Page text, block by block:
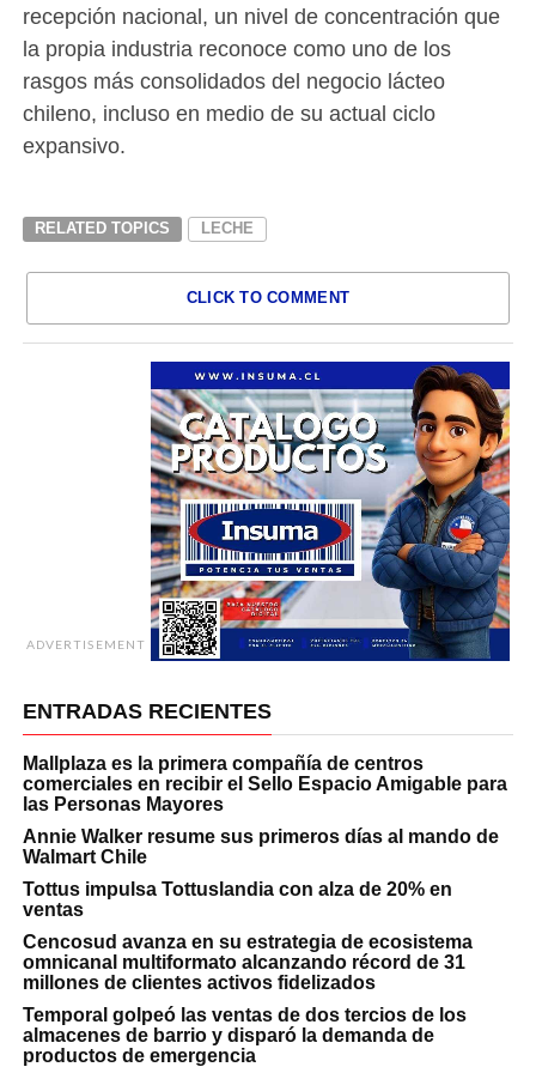
recepción nacional, un nivel de concentración que
la propia industria reconoce como uno de los
rasgos más consolidados del negocio lácteo
chileno, incluso en medio de su actual ciclo
expansivo.
RELATED TOPICS LECHE
CLICK TO COMMENT
ADVERTISEMENT
ENTRADAS RECIENTES
Mallplaza es la primera compañía de centros
comerciales en recibir el Sello Espacio Amigable para
las Personas Mayores
Annie Walker resume sus primeros días al mando de
Walmart Chile
Tottus impulsa Tottuslandia con alza de 20% en
ventas
Cencosud avanza en su estrategia de ecosistema
omnicanal multiformato alcanzando récord de 31
millones de clientes activos fidelizados
Temporal golpeó las ventas de dos tercios de los
almacenes de barrio y disparó la demanda de
productos de emergencia